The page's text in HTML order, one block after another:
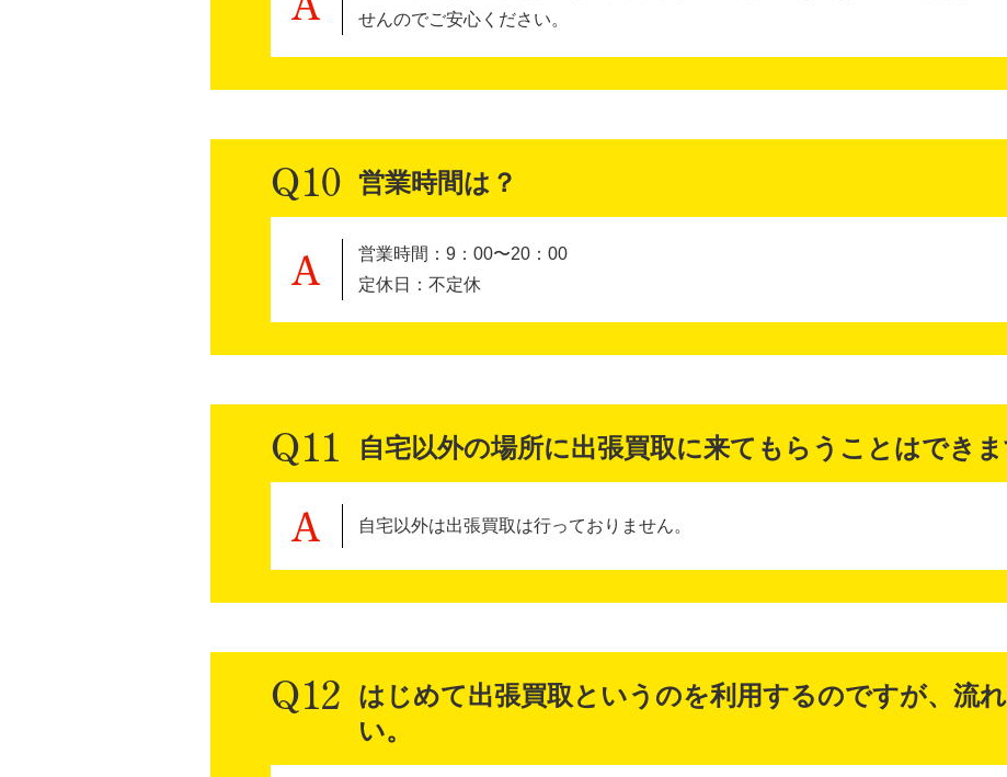
せんのでご安心ください。
営業時間は？
営業時間：9：00〜20：00
定休日：不定休
自宅以外の場所に出張買取に来てもらうことはできま
自宅以外は出張買取は行っておりません。
はじめて出張買取というのを利用するのですが、流
い。